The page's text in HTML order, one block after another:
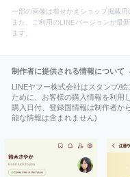
一部の画像は着せかえショップ掲載
また、ご利用のLINEバージョンが最
ます。
制作者に提供される情報について
LINEヤフー株式会社はスタンプ/
ために、お客様の購入情報を利用
購入日付、登録国情報は制作者か
能な情報は含まれません)